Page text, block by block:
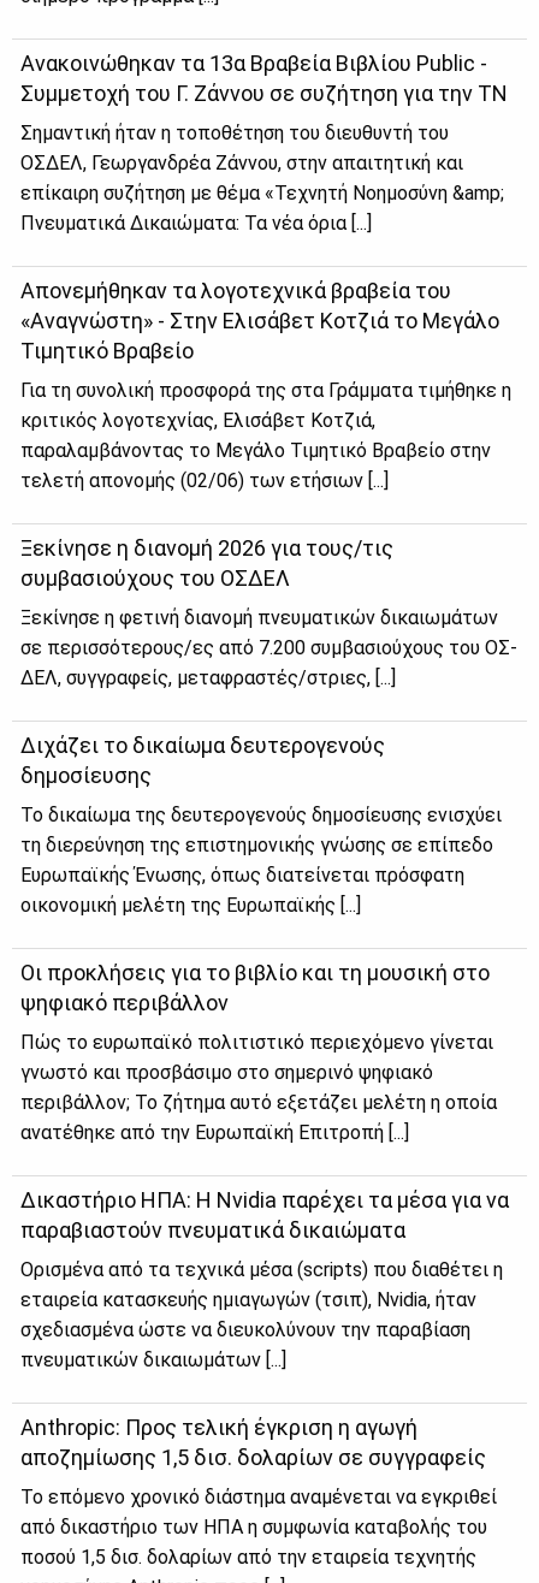
Ανακοινώθηκαν τα 13α Βραβεία Βιβλίου Public -
Συμμετοχή του Γ. Ζάννου σε συζήτηση για την ΤΝ
Σημαντική ήταν η τοποθέτηση του διευθυντή του
ΟΣΔΕΛ, Γεωργανδρέα Ζάννου, στην απαιτητική και
επίκαιρη συζήτηση με θέμα «Τεχνητή Νοημοσύνη &amp;
Πνευματικά Δικαιώματα: Τα νέα όρια [...]
Απονεμήθηκαν τα λογοτεχνικά βραβεία του
«Αναγνώστη» - Στην Ελισάβετ Κοτζιά το Μεγάλο
Τιμητικό Βραβείο
Για τη συνολική προσφορά της στα Γράμματα τιμήθηκε η
κριτικός λογοτεχνίας, Ελισάβετ Κοτζιά,
παραλαμβάνοντας το Μεγάλο Τιμητικό Βραβείο στην
τελετή απονομής (02/06) των ετήσιων [...]
Ξεκίνησε η διανομή 2026 για τους/τις
συμβασιούχους του ΟΣΔΕΛ
Ξε­κί­νη­σε η φε­τι­νή δια­νο­μή πνευ­μα­τι­κών δι­καιω­μά­των
σε πε­ρισ­σό­τε­ρους/ες από 7.200 συμ­βα­σιού­χους του ΟΣ­
ΔΕΛ, συγ­γρα­φείς, με­τα­φρα­στές/στριες, [...]
Διχάζει το δικαίωμα δευτερογενούς
δημοσίευσης
Το δικαίωμα της δευτερογενούς δημοσίευσης ενισχύει
τη διερεύνηση της επιστημονικής γνώσης σε επίπεδο
Ευρωπαϊκής Ένωσης, όπως διατείνεται πρόσφατη
οικονομική μελέτη της Ευρωπαϊκής [...]
Οι προκλήσεις για το βιβλίο και τη μουσική στο
ψηφιακό περιβάλλον
Πώς το ευρωπαϊκό πολιτιστικό περιεχόμενο γίνεται
γνωστό και προσβάσιμο στο σημερινό ψηφιακό
περιβάλλον; Το ζήτημα αυτό εξετάζει μελέτη η οποία
ανατέθηκε από την Ευρωπαϊκή Επιτροπή [...]
Δικαστήριο ΗΠΑ: Η Nvidia παρέχει τα μέσα για να
παραβιαστούν πνευματικά δικαιώματα
Ορισμένα από τα τεχνικά μέσα (scripts) που διαθέτει η
εταιρεία κατασκευής ημιαγωγών (τσιπ), Nvidia, ήταν
σχεδιασμένα ώστε να διευκολύνουν την παραβίαση
πνευματικών δικαιωμάτων [...]
Anthropic: Προς τελική έγκριση η αγωγή
αποζημίωσης 1,5 δισ. δολαρίων σε συγγραφείς
Το επόμενο χρονικό διάστημα αναμένεται να εγκριθεί
από δικαστήριο των ΗΠΑ η συμφωνία καταβολής του
ποσού 1,5 δισ. δολαρίων από την εταιρεία τεχνητής